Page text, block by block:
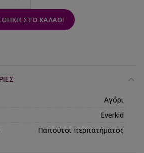
ΣΤΟ ΚΑΛΆΘΙ
Αγόρι
Everkid
Παπούτσι περπατήματος